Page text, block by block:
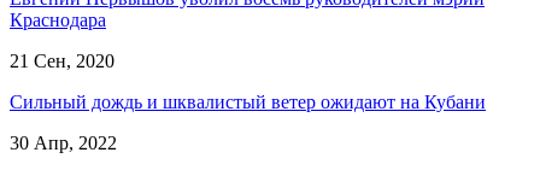
Краснодара
21 Сен, 2020
​Сильный дождь и шквалистый ветер ожидают на Кубани
30 Апр, 2022